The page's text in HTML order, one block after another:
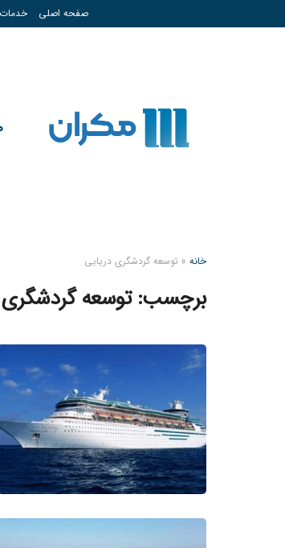
صفحه اصلی خدمات
خانه » توسعه گردشگری دریایی
برچسب:توسعه گردشگری